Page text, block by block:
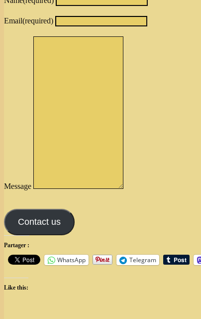
Email(required)
Message
Contact us
Partager :
WhatsApp Telegram
Like this: